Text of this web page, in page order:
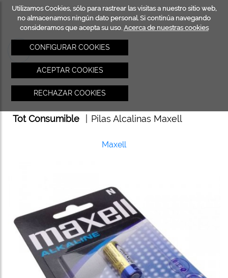
Utilizamos Cookies, sólo para rastrear las visitas a nuestro sitio web,
no almacenamos ningún dato personal. Si continúa navegando
consideramos que acepta su uso. Acerca de nuestras cookies
CONFIGURAR COOKIES
ACEPTAR COOKIES
RECHAZAR COOKIES
INICIO
TOT
Tot Consumible Pilas Alcalinas Maxell
Maxell